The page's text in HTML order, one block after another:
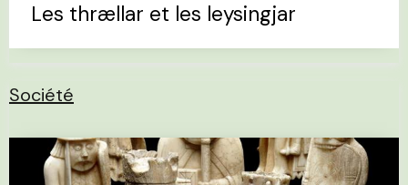
Les thrællar et les leysingjar
Société